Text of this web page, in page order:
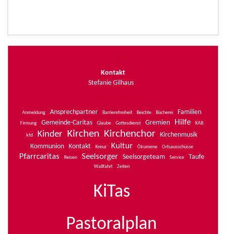
Kontakt
Stefanie Gilhaus
Anmeldung Ansprechpartner Barrierefreiheit Beichte Bücherei Familien
Firmung Gemeinde-Caritas Glaube Gottesdienst Gremien Hilfe KAB
kfd Kinder Kirchen Kirchenchor
Kirchenmusik
Kommunion
Kontakt Kreuz Kultur Ökumene Ortsausschüsse
Pfarrcaritas Reisen Seelsorger Seelsorgeteam Service Taufe
Wallfahrt Zeiten
KiTas
Pastoralplan